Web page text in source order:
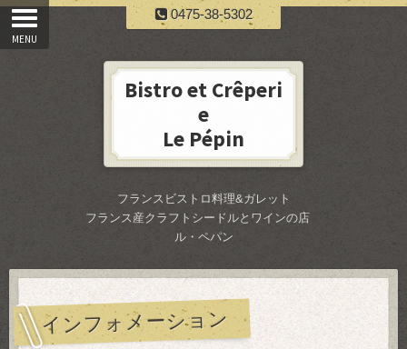
0475-38-5302
Bistro et Crêperi
e
Le Pépin
フランスビストロ料理&ガレット
フランス産クラフトシードルとワインの店
ル・ペパン
インフォメーション